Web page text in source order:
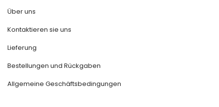
Über uns
Kontaktieren sie uns
Lieferung
Bestellungen und Rückgaben
Allgemeine Geschäftsbedingungen